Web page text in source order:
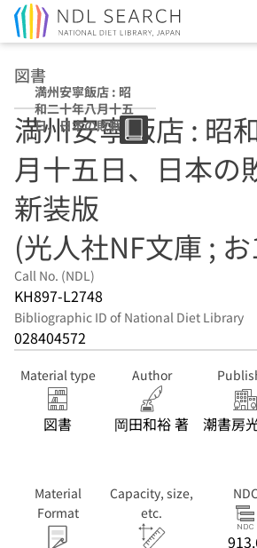
図書
満州安寧飯店 : 昭
和二十年八月十五
日、日本の敗戦
新装版 (光人社NF
文庫 ; お1030)
満州安寧飯店 : 昭
月十五日、日本の
新装版
(光人社NF文庫 ;
Call No. (NDL)
KH897-L2748
Bibliographic ID of National Diet Library
028404572
Material type
図書
Author
岡田和裕 著 潮書房
Material
Format
Capacity, size,
etc.